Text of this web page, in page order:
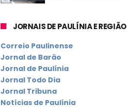
JORNAIS DE PAULÍNIA E REGIÃO
Correio Paulinense
Jornal de Barão
Jornal de Paulínia
Jornal Todo Dia
Jornal Tribuna
Notícias de Paulínia